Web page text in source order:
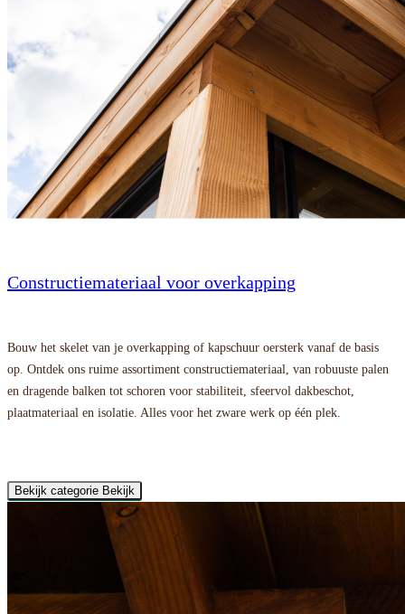
Constructiemateriaal voor overkapping
Bouw het skelet van je overkapping of kapschuur oersterk vanaf de basis
op. Ontdek ons ruime assortiment constructiemateriaal, van robuuste palen
en dragende balken tot schoren voor stabiliteit, sfeervol dakbeschot,
plaatmateriaal en isolatie. Alles voor het zware werk op één plek.
Bekijk categorie Bekijk